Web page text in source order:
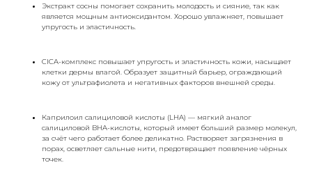
Экстракт сосны помогает сохранить молодость и сияние, так как
является мощным антиоксидантом. Хорошо увлажняет, повышает
упругость и эластичность.
CICA-комплекс повышает упругость и эластичность кожи, насыщает
клетки дермы влагой. Образует защитный барьер, ограждающий
кожу от ультрафиолета и негативных факторов внешней среды.
Каприлоил салициловой кислоты (LHA) — мягкий аналог
салициловой BHA-кислоты, который имеет больший размер молекул,
за счёт чего работает более деликатно. Растворяет загрязнения в
порах, осветляет сальные нити, предотвращает появление чёрных
точек.